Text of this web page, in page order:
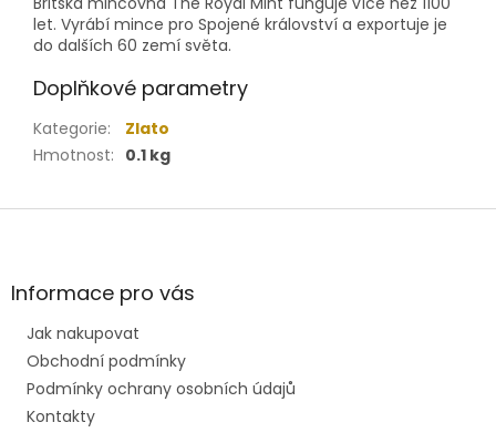
let. Vyrábí mince pro Spojené království a exportuje je
do dalších 60 zemí světa.
Doplňkové parametry
Kategorie:
Zlato
Hmotnost: 0.1 kg
Z
aInformace pro vás
Jak nakupovat
Obchodní podmínky
Podmínky ochrany osobních údajů
Kontakty